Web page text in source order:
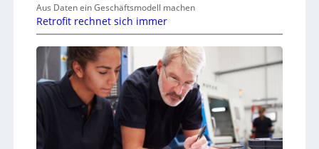
Aus Daten ein Geschäftsmodell machen
Retrofit rechnet sich immer